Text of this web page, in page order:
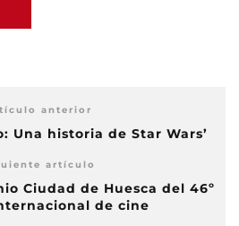
anterior
Una historia de Star Wars’
artículo
Ciudad de Huesca del 46º
de cine